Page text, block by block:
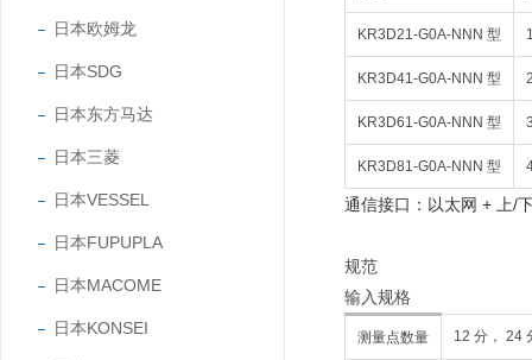
日本欧姆龙
日本SDG
日本东方马达
日本三菱
日本VESSEL
日本FUPUPLA
日本MACOME
日本KONSEI
KR3D21-G0A-NNN 型
KR3D41-G0A-NNN 型
KR3D61-G0A-NNN 型
KR3D81-G0A-NNN 型
通信接口：以太网 + 上/
规范
输入规格
测量点数量 12 分， 24